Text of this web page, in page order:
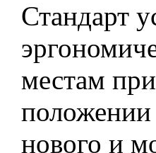
Стандарт
местам
положении
нового и